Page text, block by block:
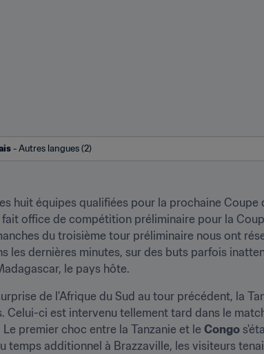
- Autres langues (2)
huit équipes qualifiées pour la prochaine
office de compétition préliminaire pour la
du troisième tour préliminaire nous ont
les dernières minutes, sur des buts parfois
le pays hôte.
de l'Afrique du Sud au tour précédent, la
Celui-ci est intervenu tellement tard dans le
Le premier choc entre la Tanzanie et le Congo
temps additionnel à Brazzaville, les visiteurs